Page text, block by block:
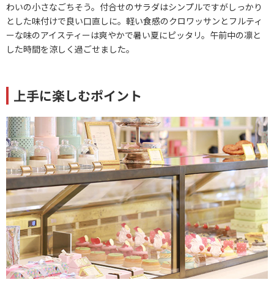
わいの小さなごちそう。付合せのサラダはシンプルですがしっかり
とした味付けで良い口直しに。軽い食感のクロワッサンとフルティ
ーな味のアイスティーは爽やかで暑い夏にピッタリ。午前中の凛と
した時間を涼しく過ごせました。
上手に楽しむポイント